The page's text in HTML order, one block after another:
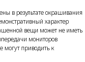
в результате окрашивания
характер
вещи может не иметь
мониторов
могут приводить к